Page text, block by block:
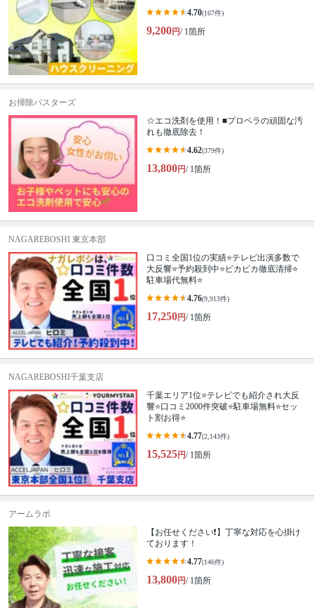
4.70(167件)
9,200円/ 1箇所
お掃除バスターズ
☆エコ洗剤を使用！■プロペラの頑固な汚
れも徹底除去！
4.62(379件)
13,800円/ 1箇所
NAGAREBOSHI 東京本部
口コミ全国1位の実績⭐テレビ出演多数で
大反響⭐予約殺到中⭐ピカピカ徹底清掃⭐
駐車場代無料⭐
4.76(9,913件)
17,250円/ 1箇所
NAGAREBOSHI千葉支店
千葉エリア1位⭐テレビでも紹介され大反
響⭐️口コミ2000件突破⭐️駐車場無料⭐セッ
ト割お得⭐
4.77(2,143件)
15,525円/ 1箇所
アームラボ
【お任せください❗️】丁寧な対応を心掛け
ております！
4.77(146件)
13,800円/ 1箇所